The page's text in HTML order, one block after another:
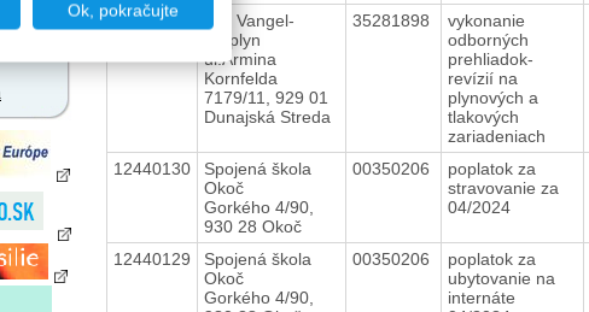
12440131
Ján Vangel-
Uniplyn
ul.Ármina
Kornfelda
7179/11, 929 01
Dunajská Streda
35281898
vykonanie
odborných
prehliadok-
revízií na
plynových a
tlakových
zariadeniach
12440130
Spojená škola
Okoč
Gorkého 4/90,
930 28 Okoč
00350206
poplatok za
stravovanie za
04/2024
12440129
Spojená škola
Okoč
Gorkého 4/90,
00350206
poplatok za
ubytovanie na
internáte
Ok, pokračujte